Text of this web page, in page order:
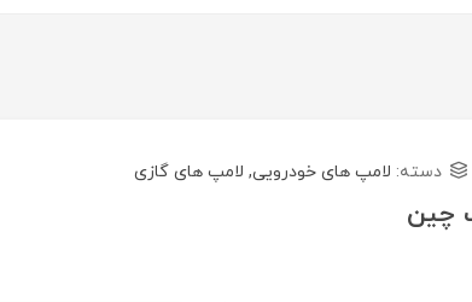
دسته: لامپ های خودرویی, لامپ های گازی